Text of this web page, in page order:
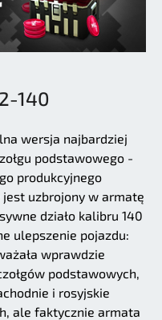
140
wersja najbardziej
podstawowego -
produkcyjnego
uzbrojony w armatę
działo kalibru 140
ulepszenie pojazdu:
wprawdzie
podstawowych,
i rosyjskie
ale faktycznie armata